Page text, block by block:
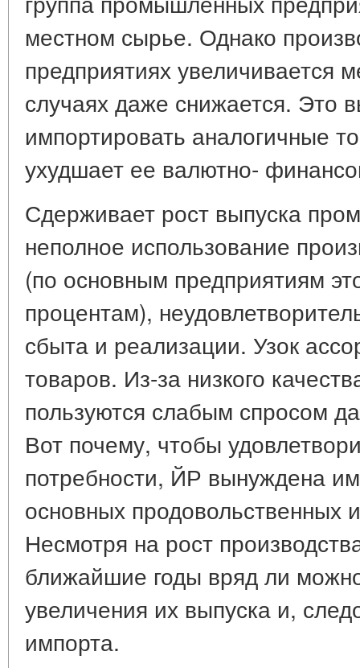
местном сырье. Однако
предприятиях увеличивается
случаях даже снижается. Это
импортировать аналогичные
ухудшает ее валютно-
Сдерживает рост выпуска
неполное использование
(по основным предприятиям
процентам),
сбыта и реализации. Узок
товаров. Из-за низкого
пользуются слабым спросом
Вот почему, чтобы
потребности, ЙР вынуждена
основных
Несмотря на рост
ближайшие годы вряд ли
увеличения их выпуска и,
импорта.